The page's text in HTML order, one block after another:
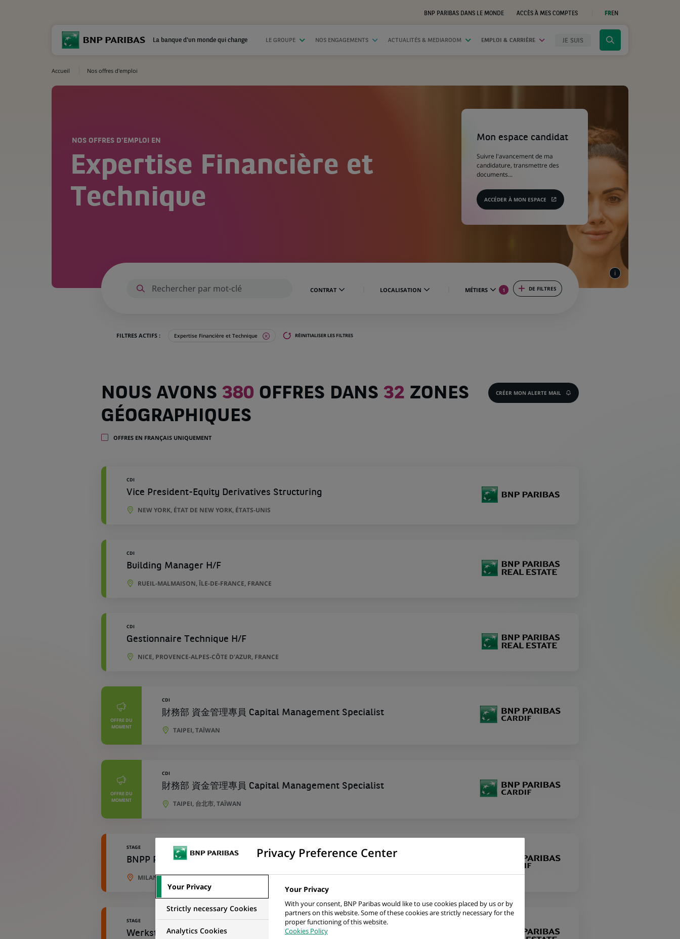
BNP PARIBAS DANS LE MONDE
ACCÈS À MES COMPTES
DANS
UN
FREN
La banque d'un monde qui change LE GROUPE NOS ENGAGEMENTS ACTUALITÉS & MEDIAROOM EMPLOI & CARRIÈRE JE SUIS
Cliquer
moteur
Accueil Nos offres d'emploi
NOS OFFRES D'EMPLOI EN
Expertise Financière et
Technique
Mon espace candidat
Suivre l'avancement de ma
candidature, transmettre des
documents...
ACCÉDER À MON ESPACE
(Ce
s'ouvre
dans
nouvel
onglet)
CONTRAT LOCALISATION MÉTIERS 1 DE FILTRES
FILTRES ACTIFS : Expertise Financière et Technique RÉINITIALISER LES FILTRES
Nous
avons
380
offres
32
NOUS AVONS 380 OFFRES DANS 32 ZONES
GÉOGRAPHIQUES
CRÉER MON ALERTE MAIL
OFFRES EN FRANÇAIS UNIQUEMENT
CDI
Vice President-Equity Derivatives Structuring
NEW YORK, ÉTAT DE NEW YORK, ÉTATS-UNIS
CDI
Building Manager H/F
RUEIL-MALMAISON, ÎLE-DE-FRANCE, FRANCE
CDI
Gestionnaire Technique H/F
NICE, PROVENCE-ALPES-CÔTE D'AZUR, FRANCE
OFFRE DU
MOMENT
CDI
財務部 資金管理專員 Capital Management Specialist
TAIPEI, TAÏWAN
OFFRE DU
MOMENT
CDI
財務部 資金管理專員 Capital Management Specialist
TAIPEI, 台北市, TAÏWAN
STAGE
BNPP Paribas Cardif Vita – Addetto Treasury (stage)
MILAN, LOMBARDIE, ITALIE
STAGE
Werkstudent (all genders) Office Management - Hannover
Privacy Preference Center
Your Privacy
Strictly necessary Cookies
Analytics Cookies
Your Privacy
With your consent, BNP Paribas would like to use cookies placed by us or by
partners on this website. Some of these cookies are strictly necessary for the
proper functioning of this website.
Cookies Policy